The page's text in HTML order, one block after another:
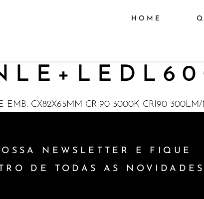
HOME
EMB. CX82X65MM CRI90 3000K CRI90
NEWSLETTER E FIQUE
DE TODAS AS NOVIDADES